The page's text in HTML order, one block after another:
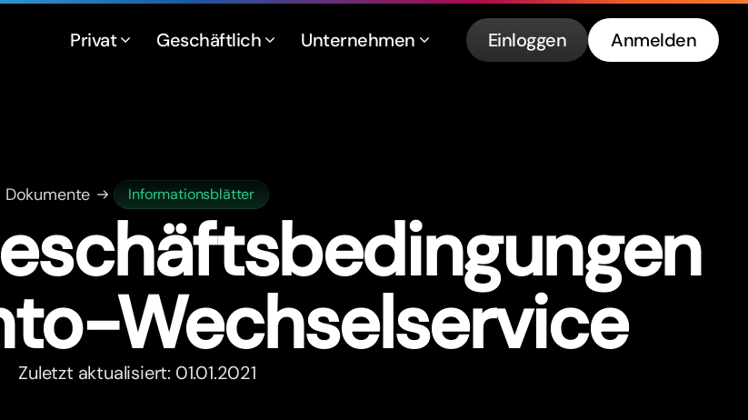
Privat Geschäftlich Unternehmen Einloggen Anmelden
Dokumente Informationsblätter
Wechselservice
Zuletzt aktualisiert: 01.01.2021